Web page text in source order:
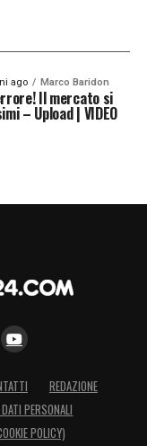
ago Marco Baridon
Il mercato si
– Upload | VIDEO
REDAZIONE
PERSONALI
POLICY)